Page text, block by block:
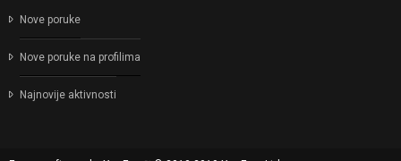
Nove poruke
Nove poruke na profilima
Najnovije aktivnosti